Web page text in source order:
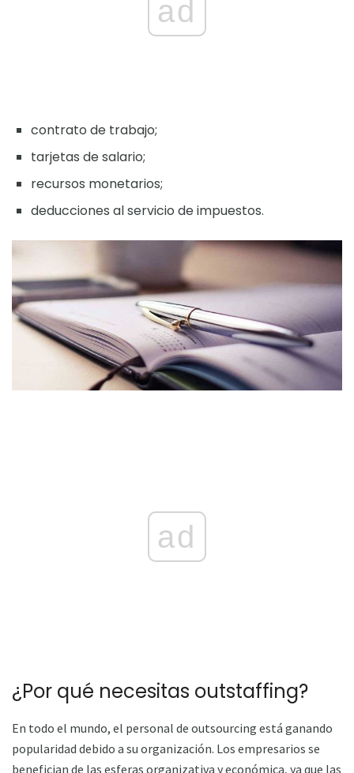
ad
contrato de trabajo;
tarjetas de salario;
recursos monetarios;
deducciones al servicio de impuestos.
ad
¿Por qué necesitas outstaffing?
En todo el mundo, el personal de outsourcing está ganando
popularidad debido a su organización. Los empresarios se
benefician de las esferas organizativa y económica, ya que las